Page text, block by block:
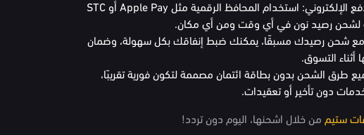
محافظ رقمية وخدمات الدفع الإلكتروني: استخدام المحافظ الرقمية مثل Apple Pay أو STC
مع شحن رصيدك مسبقًا، يمكنك ضبط إنفاقك بكل سهولة، وضمان
أثناء التسوق.
طرق الشحن بدون بطاقة ائتمان مصممة لتكون فورية تقريبًا،
دون تأخير أو تعقيدات.
ستيم من خلال اشحنها، اليوم دون تردد!